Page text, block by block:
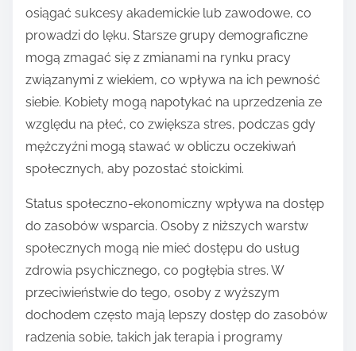
osiągać sukcesy akademickie lub zawodowe, co
prowadzi do lęku. Starsze grupy demograficzne
mogą zmagać się z zmianami na rynku pracy
związanymi z wiekiem, co wpływa na ich pewność
siebie. Kobiety mogą napotykać na uprzedzenia ze
względu na płeć, co zwiększa stres, podczas gdy
mężczyźni mogą stawać w obliczu oczekiwań
społecznych, aby pozostać stoickimi.
Status społeczno-ekonomiczny wpływa na dostęp
do zasobów wsparcia. Osoby z niższych warstw
społecznych mogą nie mieć dostępu do usług
zdrowia psychicznego, co pogłębia stres. W
przeciwieństwie do tego, osoby z wyższym
dochodem często mają lepszy dostęp do zasobów
radzenia sobie, takich jak terapia i programy